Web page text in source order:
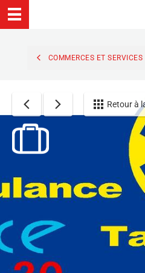
COMMERCES ET SERVICES
Retour à